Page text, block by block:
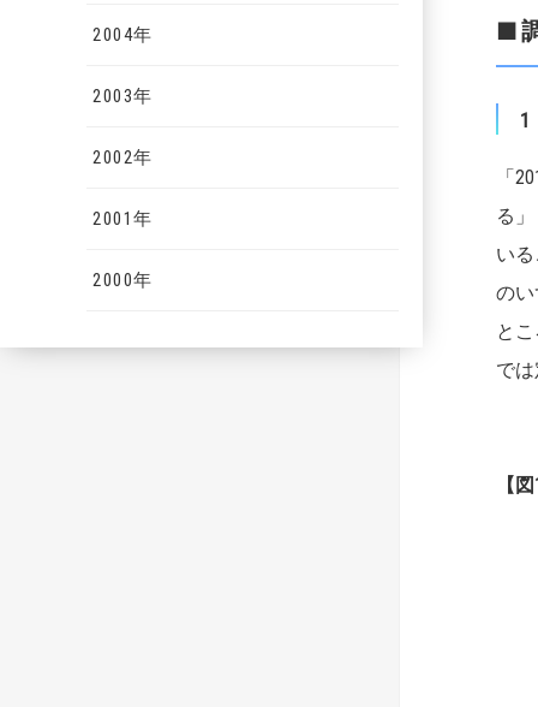
2004年
2003年
2002年
2001年
2000年
■
1
「
る
い
の
と
で
【